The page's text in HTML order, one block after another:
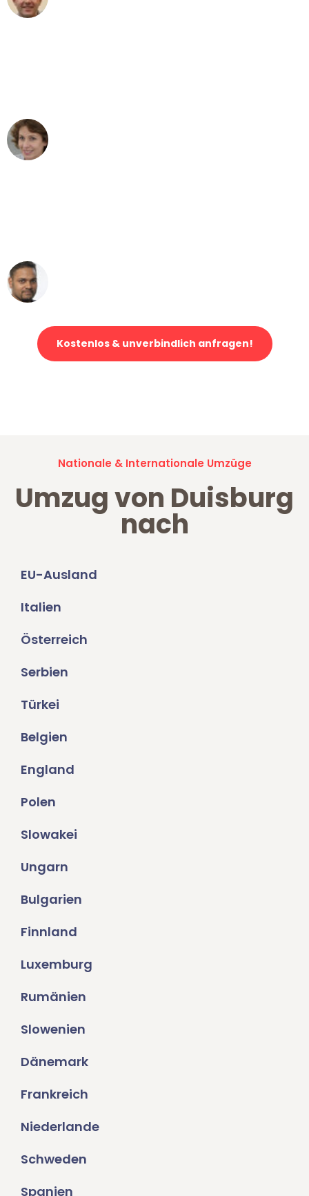
Kostenlos & unverbindlich anfragen!
Nationale & Internationale Umzüge
Umzug von Duisburg
nach
EU-Ausland
Italien
Österreich
Serbien
Türkei
Belgien
England
Polen
Slowakei
Ungarn
Bulgarien
Finnland
Luxemburg
Rumänien
Slowenien
Dänemark
Frankreich
Niederlande
Schweden
Spanien